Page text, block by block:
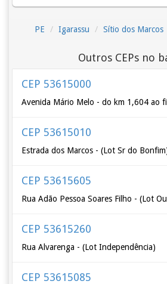
PE Igarassu Sítio dos Marcos
Outros CEPs no
CEP 53615000
Avenida Mário Melo - do km 1,604 ao
CEP 53615010
Estrada dos Marcos - (Lot Sr do
CEP 53615605
Rua Adão Pessoa Soares Filho - (Lot
CEP 53615260
Rua Alvarenga - (Lot Independência)
CEP 53615085